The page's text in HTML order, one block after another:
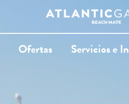
Ofertas Servicios e